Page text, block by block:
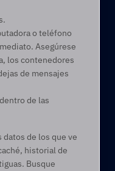
o teléfono
Asegúrese
los contenedores
de mensajes
de las
datos de los que ve
historial de
Busque